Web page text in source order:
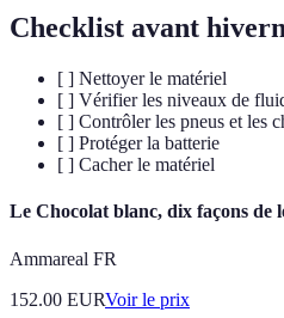
Checklist avant
[ ] Nettoyer le matériel
[ ] Vérifier les niveaux de
[ ] Contrôler les pneus et les
[ ] Protéger la batterie
[ ] Cacher le matériel
Le Chocolat blanc, dix façons de
Ammareal FR
152.00 EURVoir le prix